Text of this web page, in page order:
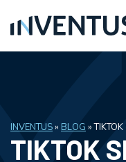
INVENTUS» BLOG »
TIKTOK